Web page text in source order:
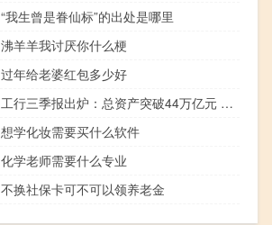
“我生曾是眷仙标”的出处是哪里
沸羊羊我讨厌你什么梗
过年给老婆红包多少好
工行三季报出炉：总资产突破44万亿元 净利润同比增长0.81%
想学化妆需要买什么软件
化学老师需要什么专业
不换社保卡可不可以领养老金